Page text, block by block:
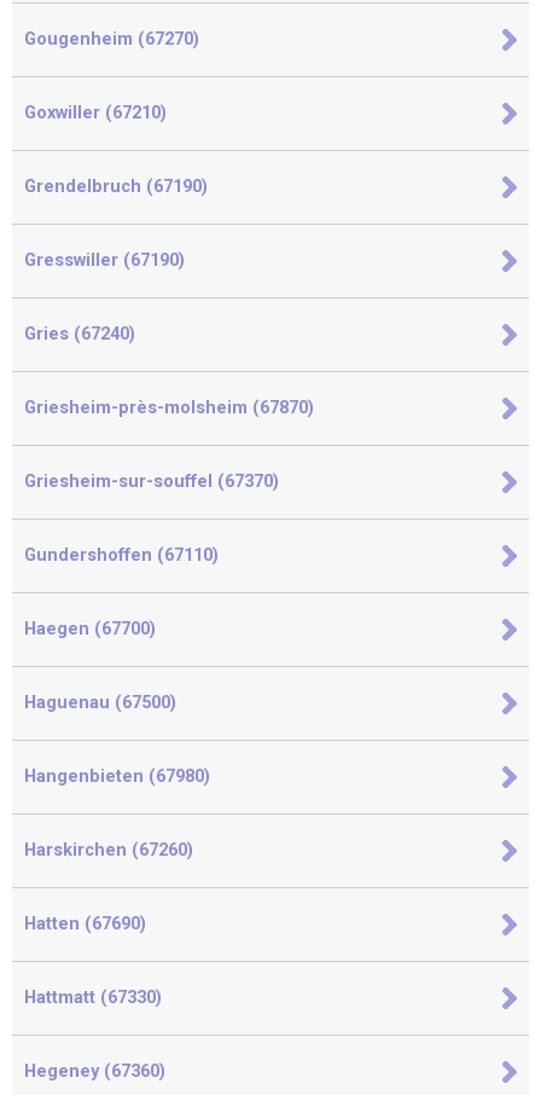
Gougenheim (67270)
Goxwiller (67210)
Grendelbruch (67190)
Gresswiller (67190)
Gries (67240)
Griesheim-près-molsheim (67870)
Griesheim-sur-souffel (67370)
Gundershoffen (67110)
Haegen (67700)
Haguenau (67500)
Hangenbieten (67980)
Harskirchen (67260)
Hatten (67690)
Hattmatt (67330)
Hegeney (67360)